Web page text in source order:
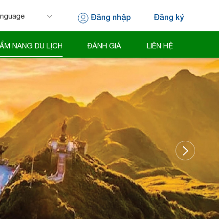
Đăng nhập Đăng ký
NANG DU LỊCH ĐÁNH GIÁ LIÊN HỆ